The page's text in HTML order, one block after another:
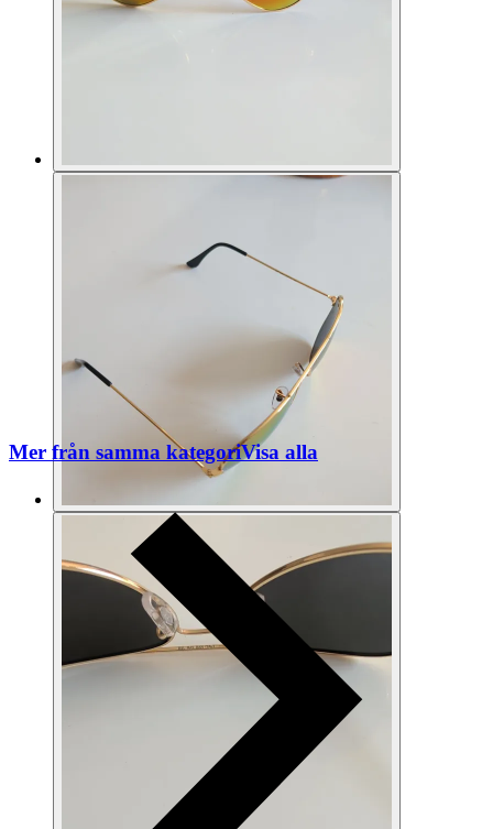
Mer från samma kategoriVisa alla